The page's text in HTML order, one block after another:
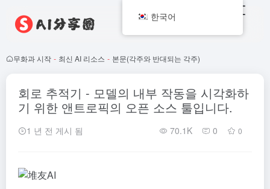
무화과 시작 - 최신 AI 리소스 - 본문(각주와 반대되는 각주)
회로 추적기 - 모델의 내부 작동을 시각화하
기 위한 앤트로픽의 오픈 소스 툴입니다.
1 년 전 게시 됨 70.1K 0 0
한국어